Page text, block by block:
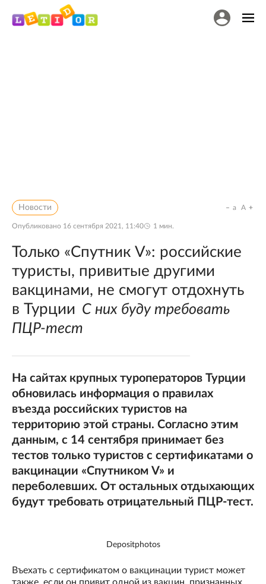
Новости
Опубликовано 16 сентября 2021, 11:40 1 мин.
a A
Только «Спутник V»: российские
туристы, привитые другими
вакцинами, не смогут отдохнуть
в Турции С них буду требовать
ПЦР-тест
На сайтах крупных туроператоров Турции
обновилась информация о правилах
въезда российских туристов на
территорию этой страны. Согласно этим
данным, с 14 сентября принимает без
тестов только туристов с сертификатами о
вакцинации «Спутником V» и
переболевших. От остальных отдыхающих
будут требовать отрицательный ПЦР-тест.
Depositphotos
Въехать с сертификатом о вакцинации турист может